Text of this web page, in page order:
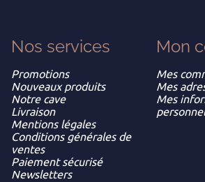
Nos services
Promotions
Nouveaux produits
Notre cave
Livraison
Mentions légales
Conditions générales de
ventes
Paiement sécurisé
Newsletters
Mon
Mes
Mes
Mes